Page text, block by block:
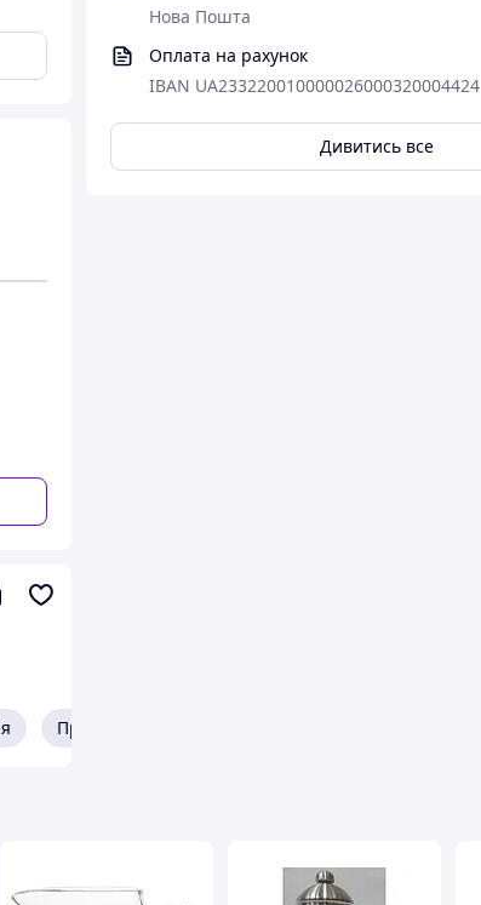
Нова Пошта
Оплата на рахунок
IBAN UA233220010000026000320004424
Дивитись все
Про продавця